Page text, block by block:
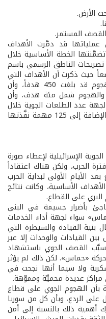
الأرض.
المستمر.
عملياتها قد دمَّرت الأهداف
أهداف، التي تضمَّنتها الخطة الأساسية خلال
تصريحات الناطق الرسمي باسم
حيث ذكرت أن الأهداف التي
دُمِّرت خلال الأيام الأربعة الأولى للهجوم قد بلغت 450 هدفاً، وأن
قد شملت 88 طائرة، والهجوم شمل مئة هدف، وأن
220 ثانية. أما لجهة عدد الطلعات الجوية خلال
الأسبوع الأول فقد بلغت 555 طلعة بالإضافة إلى 125 مهمة نفَّذتها
الإسرائيلية لإعطاء صورة
الحرب، ولكن هناك اعتقاداً
الأيام الأولى لبداية الحرب
الأساسية، وكانت نتائج
على القطاع.
بأضرار جسيمة في البنى
سواء لجهة أداء الخدمات
القيادة والسيطرة التي
القيادات والوحدات إلا عبر
تسبَّب القصف الجوي باستشهاد
«حماس». لكن ذلك لم يؤثر
ولا سيما أنها نجحت في
مراكز عديدة محميَّة ومموّهة.
بأن الهجوم الجوي على قطاع
على الردع، وبأن كل من سوريا
أهمية ذلك بالنسبة إلى أمن